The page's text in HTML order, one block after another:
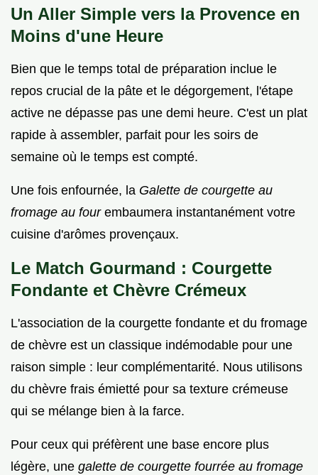
Un Aller Simple vers la Provence en
Moins d'une Heure
Bien que le temps total de préparation inclue le
repos crucial de la pâte et le dégorgement, l'étape
active ne dépasse pas une demi heure. C'est un plat
rapide à assembler, parfait pour les soirs de
semaine où le temps est compté.
Une fois enfournée, la Galette de courgette au
fromage au four embaumera instantanément votre
cuisine d'arômes provençaux.
Le Match Gourmand : Courgette
Fondante et Chèvre Crémeux
L'association de la courgette fondante et du fromage
de chèvre est un classique indémodable pour une
raison simple : leur complémentarité. Nous utilisons
du chèvre frais émietté pour sa texture crémeuse
qui se mélange bien à la farce.
Pour ceux qui préfèrent une base encore plus
légère, une galette de courgette fourrée au fromage